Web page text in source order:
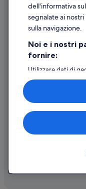
Come cancellare un volo
Come modificare la
Utilizzare un coupon
Documenti per i viaggi
© 2026 Expedia, Inc.,
Expedia e il logo di
dell'informativa
segnalate ai
sulla navigazione.
Noi e i nostri
fornire:
Utilizzare dati di
delle
e/o accedervi.
misurazione delle
annunci, ricerche
Elenco dei